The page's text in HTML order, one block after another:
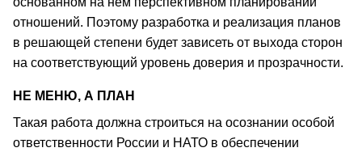
отношений. Поэтому разработка и реализация планов
в решающей степени будет зависеть от выхода сторон
на соответствующий уровень доверия и прозрачности.
НЕ МЕНЮ, А ПЛАН
Такая работа должна строиться на осознании особой
ответственности России и НАТО в обеспечении